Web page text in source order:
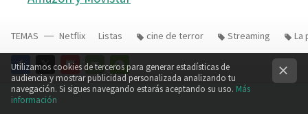
FACEBOOKTWITTERFLIPBOARD
E-
WHATSAPP
TEMAS Netflix Listas cine de terror Streaming La
Utilizamos cookies de terceros para generar estadísticas de
audiencia y mostrar publicidad personalizada analizando tu
navegación. Si sigues navegando estarás aceptando su uso. Más
información